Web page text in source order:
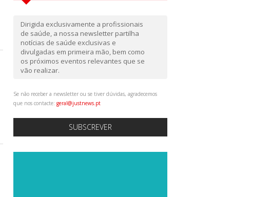
Dirigida exclusivamente a profissionais
de saúde, a nossa newsletter partilha
notícias de saúde exclusivas e
divulgadas em primeira mão, bem como
os próximos eventos relevantes que se
vão realizar.
Se não receber a newsletter ou se tiver dúvidas, agradecemos
que nos contacte: geral@justnews.pt
SUBSCREVER